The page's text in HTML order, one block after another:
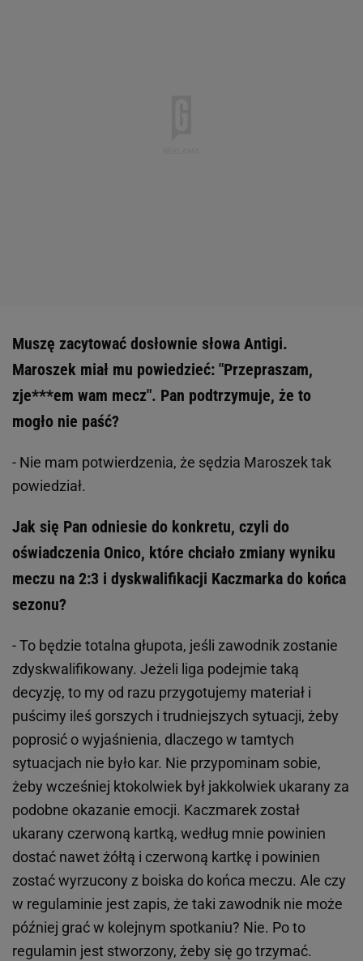
Muszę zacytować dosłownie słowa Antigi.
Maroszek miał mu powiedzieć: "Przepraszam,
zje***em wam mecz". Pan podtrzymuje, że to
mogło nie paść?
- Nie mam potwierdzenia, że sędzia Maroszek tak
powiedział.
Jak się Pan odniesie do konkretu, czyli do
oświadczenia Onico, które chciało zmiany wyniku
meczu na 2:3 i dyskwalifikacji Kaczmarka do końca
sezonu?
- To będzie totalna głupota, jeśli zawodnik zostanie
zdyskwalifikowany. Jeżeli liga podejmie taką
decyzję, to my od razu przygotujemy materiał i
puścimy ileś gorszych i trudniejszych sytuacji, żeby
poprosić o wyjaśnienia, dlaczego w tamtych
sytuacjach nie było kar. Nie przypominam sobie,
żeby wcześniej ktokolwiek był jakkolwiek ukarany za
podobne okazanie emocji. Kaczmarek został
ukarany czerwoną kartką, według mnie powinien
dostać nawet żółtą i czerwoną kartkę i powinien
zostać wyrzucony z boiska do końca meczu. Ale czy
w regulaminie jest zapis, że taki zawodnik nie może
później grać w kolejnym spotkaniu? Nie. Po to
regulamin jest stworzony, żeby się go trzymać.